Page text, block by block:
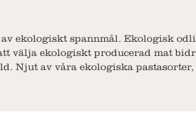
ekologiskt spannmål. Ekologisk
välja ekologiskt producerad mat
Njut av våra ekologiska